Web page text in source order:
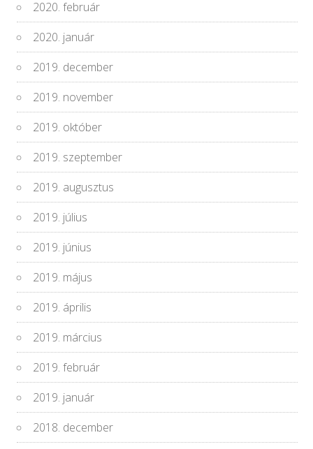
2020. február
2020. január
2019. december
2019. november
2019. október
2019. szeptember
2019. augusztus
2019. július
2019. június
2019. május
2019. április
2019. március
2019. február
2019. január
2018. december